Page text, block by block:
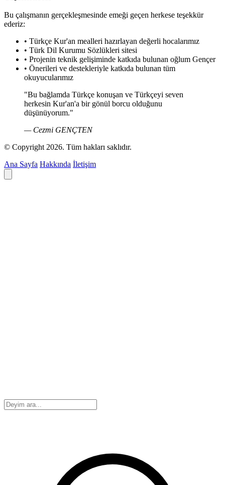
Bu çalışmanın gerçekleşmesinde emeği geçen herkese teşekkür
ederiz:
• Türkçe Kur'an mealleri hazırlayan değerli hocalarımız
• Türk Dil Kurumu Sözlükleri sitesi
• Projenin teknik gelişiminde katkıda bulunan oğlum Gençer
• Önerileri ve destekleriyle katkıda bulunan tüm
okuyucularımız
"Bu bağlamda Türkçe konuşan ve Türkçeyi seven
herkesin Kur'an'a bir gönül borcu olduğunu
düşünüyorum."
— Cezmi GENÇTEN
© Copyright 2026. Tüm hakları saklıdır.
Ana Sayfa Hakkında İletişim